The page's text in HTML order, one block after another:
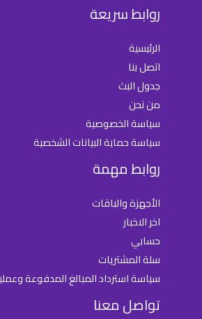
روابط سريعة
الرئيسية
اتصل بنا
جدول البث
من نحن
سياسة الخصوصية
سياسة حماية البيانات الشخصية
روابط مهمة
الأجهزة والباقات
اخر الاخبار
حسابي
سلة المشتريات
سياسة استرداد المبالغ المدفوعة وعمليات
تواصل معنا